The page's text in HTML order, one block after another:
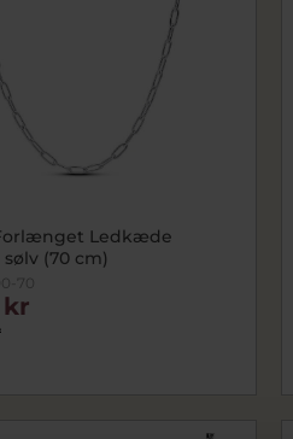
Ledkæde
(70 cm)
70
kr